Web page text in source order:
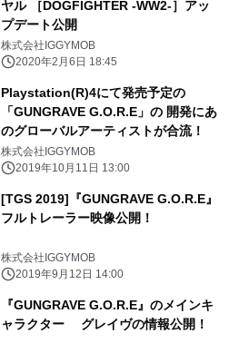
ヤル ［DOGFIGHTER -WW2-］アッ
プデート公開
株式会社IGGYMOB
2020年2月6日 18:45
Playstation(R)4にて発売予定の
「GUNGRAVE G.O.R.E」の 開発にあ
のグローバルアーティストが合流！
株式会社IGGYMOB
2019年10月11日 13:00
[TGS 2019]『GUNGRAVE G.O.R.E』
フルトレーラー映像公開！
株式会社IGGYMOB
2019年9月12日 14:00
『GUNGRAVE G.O.R.E』のメインキ
ャラクター グレイヴの情報公開！